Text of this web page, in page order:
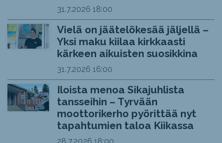
31.7.2026 18:00
Vielä on jäätelökesää jäljellä –
Yksi maku kiilaa kirkkaasti
kärkeen aikuisten suosikkina
31.7.2026 16:00
Iloista menoa Sikajuhlista
tansseihin – Tyrvään
moottorikerho pyörittää nyt
tapahtumien taloa Kiikassa
28.7.2026 18:00